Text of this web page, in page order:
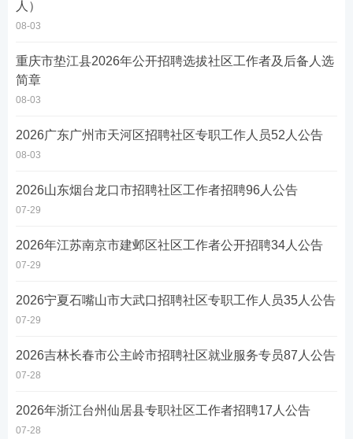
人）
08-03
重庆市垫江县2026年公开招聘选拔社区工作者及后备人选
简章
08-03
2026广东广州市天河区招聘社区专职工作人员52人公告
08-03
2026山东烟台龙口市招聘社区工作者招聘96人公告
07-29
2026年江苏南京市建邺区社区工作者公开招聘34人公告
07-29
2026宁夏石嘴山市大武口招聘社区专职工作人员35人公告
07-29
2026吉林长春市公主岭市招聘社区就业服务专员87人公告
07-28
2026年浙江台州仙居县专职社区工作者招聘17人公告
07-28